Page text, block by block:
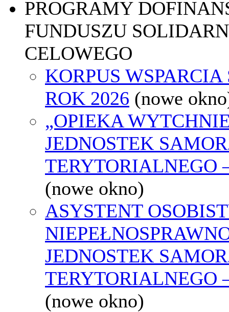
PROGRAMY
FUNDUSZU
CELOWEGO
KORPUS
ROK 2026 (nowe
„OPIEKA
JEDNOSTEK
TERYTORIALNEGO
(nowe okno)
ASYSTENT
JEDNOSTEK
TERYTORIALNEGO
(nowe okno)